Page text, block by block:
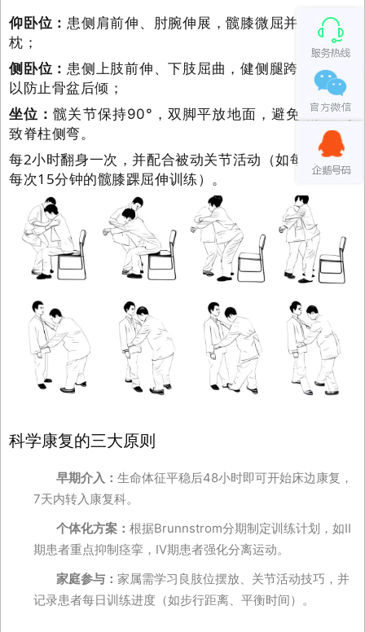
仰卧位： 患侧肩前伸、肘腕伸展，髋膝微屈并在膝下垫
枕；
侧卧位： 患侧上肢前伸、下肢屈曲，健侧腿跨过患侧腿
以防止骨盆后倾；
坐位：髋关节保持90°，双脚平放地面，避免“滑坐”导
致脊柱侧弯。
每2小时翻身一次，并配合被动关节活动（如每日3次、
每次15分钟的髋膝踝屈伸训练）。
科学康复的三大原则
早期介入： 生命体征平稳后48小时即可开始床边康复，
7天内转入康复科。
个体化方案： 根据Brunnstrom分期制定训练计划，如Ⅱ
期患者重点抑制痉挛，Ⅳ期患者强化分离运动。
家庭参与： 家属需学习良肢位摆放、关节活动技巧，并
记录患者每日训练进度（如步行距离、平衡时间）。